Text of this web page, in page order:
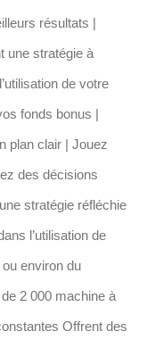
résultats |
une stratégie à
de votre
fonds bonus |
plan clair | Jouez
des décisions
stratégie réfléchie
l’utilisation de
environ du
2 000 machine à
Offrent des